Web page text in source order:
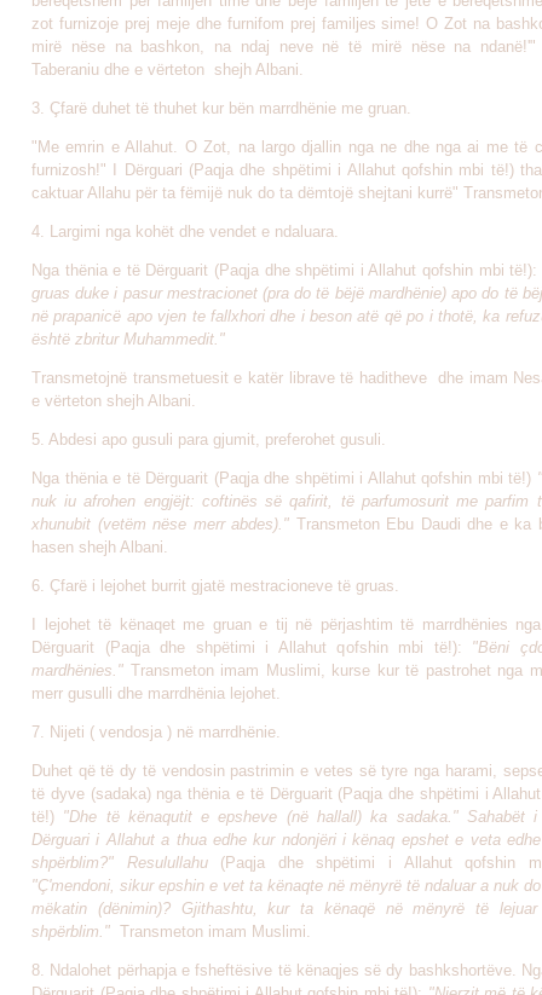
zot furnizoje prej meje dhe furnifom prej familjes sime! O Zot na
mirë nëse na bashkon, na ndaj neve në të mirë nëse na
Taberaniu dhe e vërteton shejh Albani.
3. Çfarë duhet të thuhet kur bën marrdhënie me gruan.
"Me emrin e Allahut. O Zot, na largo djallin nga ne dhe nga ai me të
furnizosh!" I Dërguari (Paqja dhe shpëtimi i Allahut qofshin mbi të!)
caktuar Allahu për ta fëmijë nuk do ta dëmtojë shejtani kurrë"
4. Largimi nga kohët dhe vendet e ndaluara.
Nga thënia e të Dërguarit (Paqja dhe shpëtimi i Allahut qofshin mbi të!):
gruas duke i pasur mestracionet (pra do të bëjë mardhënie) apo do të
në prapanicë apo vjen te fallxhori dhe i beson atë që po i thotë, ka
është zbritur Muhammedit."
Transmetojnë transmetuesit e katër librave të haditheve dhe imam
e vërteton shejh Albani.
5. Abdesi apo gusuli para gjumit, preferohet gusuli.
Nga thënia e të Dërguarit (Paqja dhe shpëtimi i Allahut qofshin mbi të!)
nuk iu afrohen engjëjt: coftinës së qafirit, të parfumosurit me parfim
xhunubit (vetëm nëse merr abdes)." Transmeton Ebu Daudi dhe e ka
hasen shejh Albani.
6. Çfarë i lejohet burrit gjatë mestracioneve të gruas.
I lejohet të kënaqet me gruan e tij në përjashtim të marrdhënies
Dërguarit (Paqja dhe shpëtimi i Allahut qofshin mbi të!): "Bëni
mardhënies." Transmeton imam Muslimi, kurse kur të pastrohet nga
merr gusulli dhe marrdhënia lejohet.
7. Nijeti ( vendosja ) në marrdhënie.
Duhet që të dy të vendosin pastrimin e vetes së tyre nga harami,
të dyve (sadaka) nga thënia e të Dërguarit (Paqja dhe shpëtimi i
të!) "Dhe të kënaqutit e epsheve (në hallall) ka sadaka." Sahabët
Dërguari i Allahut a thua edhe kur ndonjëri i kënaq epshet e veta
shpërblim?" Resulullahu (Paqja dhe shpëtimi i Allahut qofshin
"Ç'mendoni, sikur epshin e vet ta kënaqte në mënyrë të ndaluar a nuk
mëkatin (dënimin)? Gjithashtu, kur ta kënaqë në mënyrë të
shpërblim." Transmeton imam Muslimi.
8. Ndalohet përhapja e fsheftësive të kënaqjes së dy bashkshortëve.